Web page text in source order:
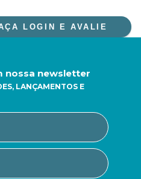
LOGIN E AVALIE
nossa newsletter
LANÇAMENTOS E